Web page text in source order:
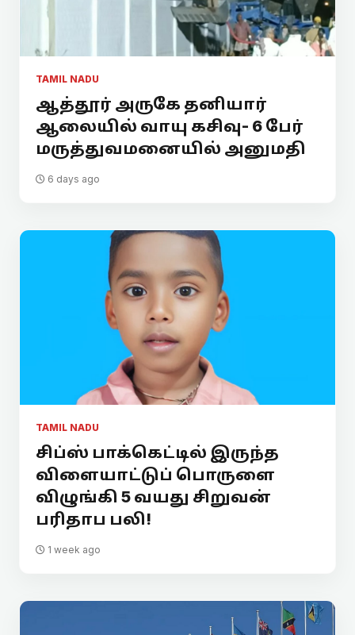
TAMIL NADU
ஆத்தூர் அருகே தனியார்
ஆலையில் வாயு கசிவு- 6 பேர்
மருத்துவமனையில் அனுமதி
6 days ago
TAMIL NADU
சிப்ஸ் பாக்கெட்டில் இருந்த
விளையாட்டுப் பொருளை
விழுங்கி 5 வயது சிறுவன்
பரிதாப பலி!
1 week ago